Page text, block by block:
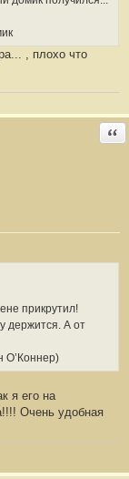
, плохо что
прикрутил!
держится. А от
О’Коннер)
я его на
Очень удобная